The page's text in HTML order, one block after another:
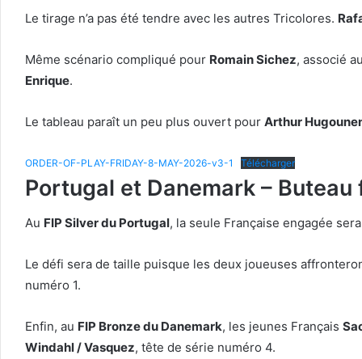
Le tirage n’a pas été tendre avec les autres Tricolores.
Même scénario compliqué pour Romain Sichez, associé
Enrique.
Le tableau paraît un peu plus ouvert pour Arthur
ORDER-OF-PLAY-FRIDAY-8-MAY-2026-v3-1 Télécharger
Portugal et Danemark –
Au FIP Silver du Portugal, la seule Française engagée
Le défi sera de taille puisque les deux joueuses
numéro 1.
Enfin, au FIP Bronze du Danemark, les jeunes Français
Windahl / Vasquez, tête de série numéro 4.